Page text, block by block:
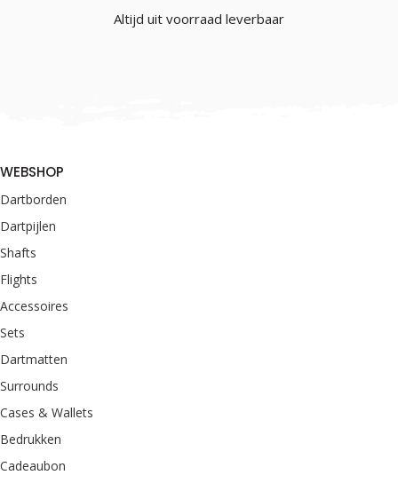
Altijd uit voorraad leverbaar
WEBSHOP
Dartborden
Dartpijlen
Shafts
Flights
Accessoires
Sets
Dartmatten
Surrounds
Cases & Wallets
Bedrukken
Cadeaubon